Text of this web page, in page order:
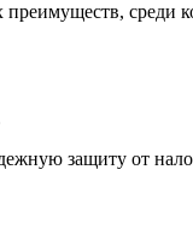
среди
защиту от